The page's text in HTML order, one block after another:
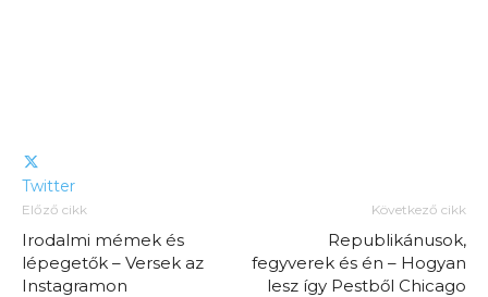
Twitter
Előző cikk
Irodalmi mémek és
lépegetők – Versek az
Instagramon
Következő cikk
Republikánusok,
fegyverek és én – Hogyan
lesz így Pestből Chicago